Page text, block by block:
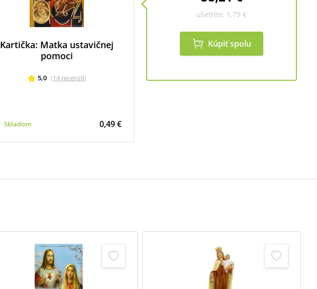
Kartička: Matka ustavičnej
pomoci
5,0 (14 recenzií)
Skladom 0,49 €
ušetríte: 1,79 €
Kúpiť spolu